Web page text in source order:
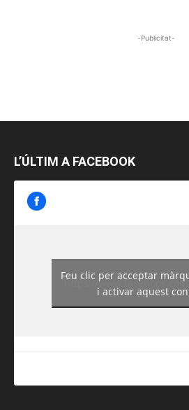
-Publicitat-
L’ÚLTIM A FACEBOOK
https://
Feu clic per acceptar
i activar aquest